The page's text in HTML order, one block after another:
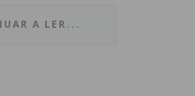
A LER...